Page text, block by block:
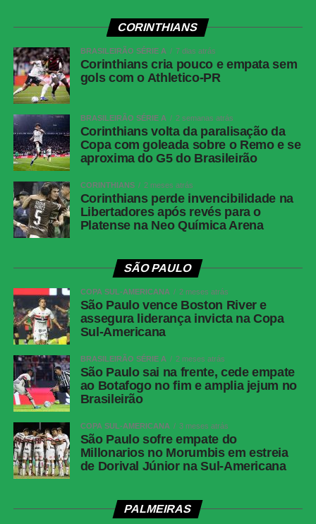
Twitter
Messenger
LinkedIn
Share
CORINTHIANS
BRASILEIRÃO SÉRIE A 7 dias atrás
Corinthians cria pouco e empata sem
gols com o Athletico-PR
BRASILEIRÃO SÉRIE A 2 semanas atrás
Corinthians volta da paralisação da
Copa com goleada sobre o Remo e se
aproxima do G5 do Brasileirão
CORINTHIANS 2 meses atrás
Corinthians perde invencibilidade na
Libertadores após revés para o
Platense na Neo Química Arena
SÃO PAULO
COPA SUL-AMERICANA 2 meses atrás
São Paulo vence Boston River e
assegura liderança invicta na Copa
Sul-Americana
BRASILEIRÃO SÉRIE A 2 meses atrás
São Paulo sai na frente, cede empate
ao Botafogo no fim e amplia jejum no
Brasileirão
COPA SUL-AMERICANA 3 meses atrás
São Paulo sofre empate do
Millonarios no Morumbis em estreia
de Dorival Júnior na Sul-Americana
PALMEIRAS